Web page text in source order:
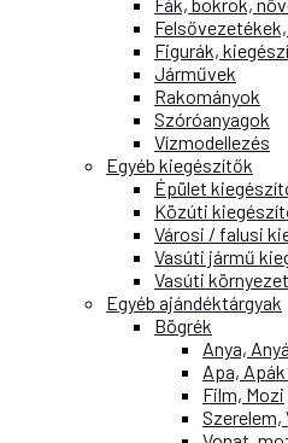
Figurák,
Járművek
Rakományok
Szóróanyagok
Vízmodellezés
Egyéb kiegészítők
Épület
Közúti
Városi / falusi
Vasúti jármű
Vasúti
Egyéb ajándéktárgyak
Bögrék
Anya,
Apa,
Film, Mozi
Szerelem,